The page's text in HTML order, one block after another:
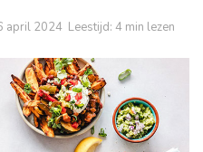
april 2024 Leestijd: 4 min lezen